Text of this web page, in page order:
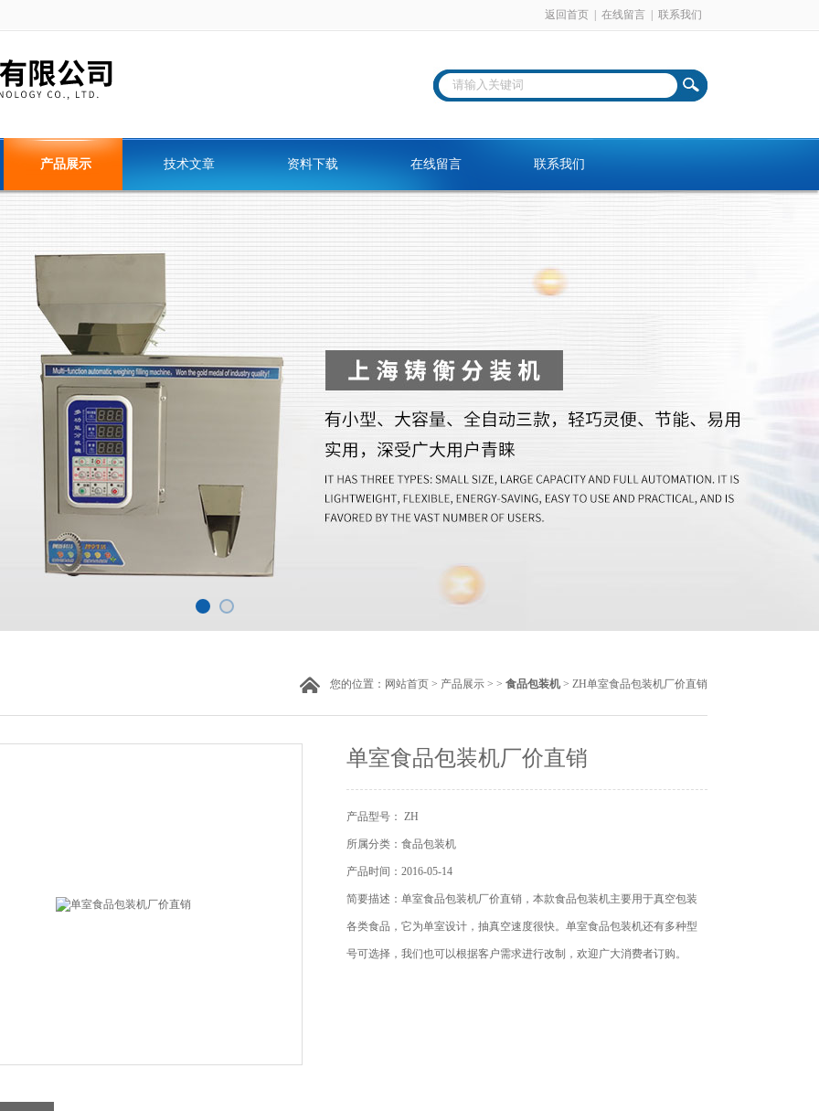
返回首页 在线留言 联系我们
产品展示 技术文章 资料下载 在线留言 联系我们
您的位置： 网站首页 > 产品展示 > > 食品包装机 > ZH单室食品包装机厂价直销
单室食品包装机厂价直销
产品型号： ZH
所属分类：食品包装机
产品时间：2016-05-14
简要描述：单室食品包装机厂价直销，本款食品包装机主要用于真空包装
各类食品，它为单室设计，抽真空速度很快。单室食品包装机还有多种型
号可选择，我们也可以根据客户需求进行改制，欢迎广大消费者订购。